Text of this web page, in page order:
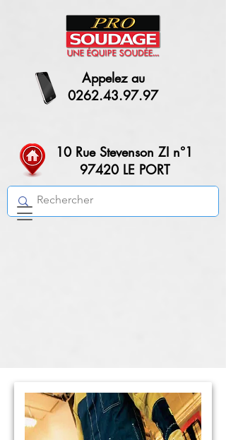
10 Rue Stevenson ZI n°1
97420 LE PORT
Appelez au
0262.43.97.97